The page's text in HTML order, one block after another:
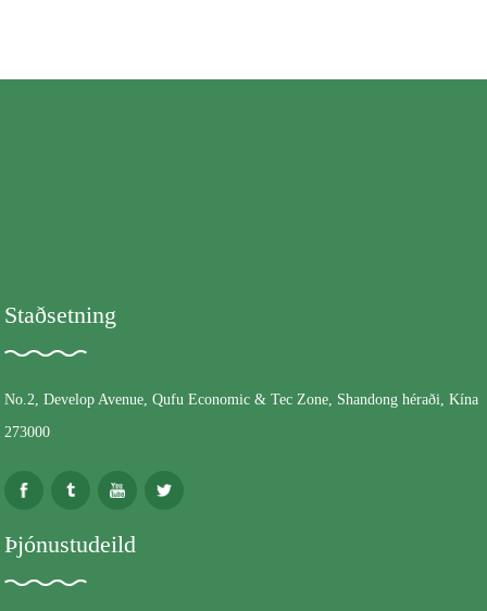
Staðsetning
No.2, Develop Avenue, Qufu Economic & Tec Zone, Shandong héraði, Kína
273000
Þjónustudeild